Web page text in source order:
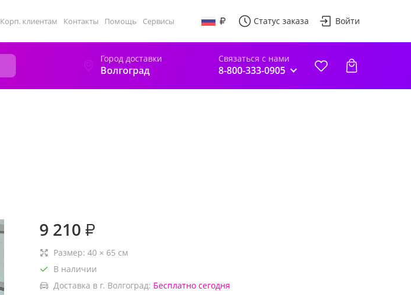
Корп. клиентам Контакты Помощь Сервисы Статус заказа Войти
Город доставки
Волгоград
Связаться с нами
8-800-333-0905
9 210 ₽
Размер: 40 × 65 см
В наличии
Доставка в г. Волгоград: Бесплатно сегодня